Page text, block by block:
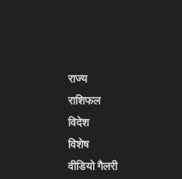
राज्य
राशिफल
विदेश
विशेष
वीडियो गैलरी